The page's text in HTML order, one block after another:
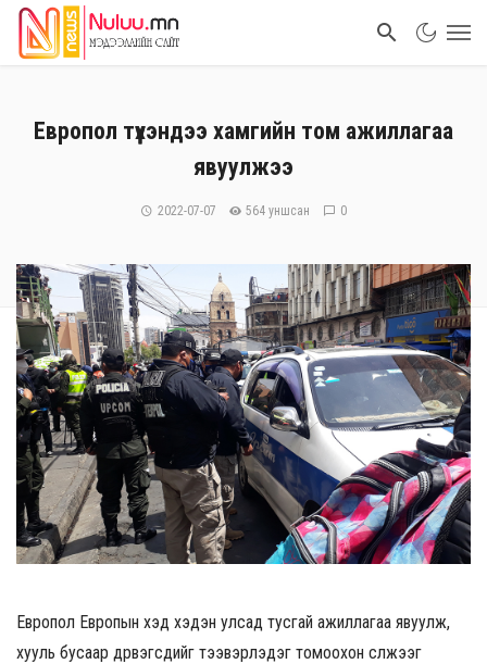
Европол түүхэндээ хамгийн том ажиллагаа
явуулжээ
2022-07-07 564 уншсан 0
Европол Европын хэд хэдэн улсад тусгай ажиллагаа явуулж,
хууль бусаар дүрвэгсдийг тээвэрлэдэг томоохон сүлжээг